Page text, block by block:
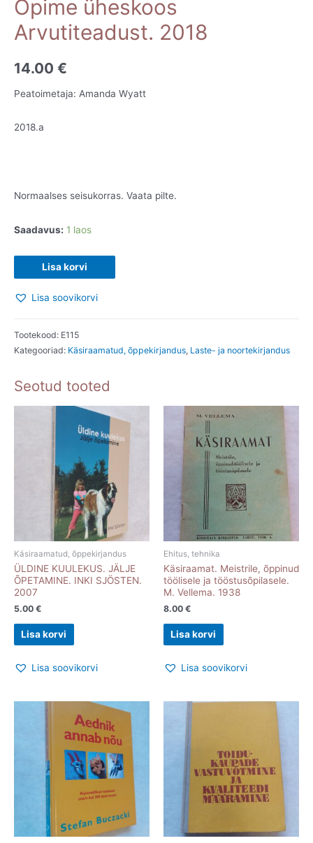
Õpime üheskoos
Arvutiteadust. 2018
14.00 €
Peatoimetaja: Amanda Wyatt
2018.a
Normaalses seisukorras. Vaata pilte.
Saadavus: 1 laos
üheskoos
Arvutiteadust.
kogus
Lisa korvi
Lisa soovikorvi
Tootekood: E115
Kategooriad: Käsiraamatud, õppekirjandus, Laste- ja noortekirjandus
Seotud tooted
Käsiraamatud, õppekirjandus
ÜLDINE KUULEKUS. JÄLJE
ÕPETAMINE. INKI SJÖSTEN.
2007
5.00 €
Lisa korvi
Lisa soovikorvi
Ehitus, tehnika
Käsiraamat. Meistrile, õppinud
töölisele ja tööstusõpilasele.
M. Vellema. 1938
8.00 €
Lisa korvi
Lisa soovikorvi